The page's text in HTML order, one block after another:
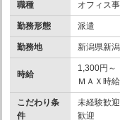
職種 オフィス
勤務形態 派遣
勤務地 新潟県新
時給
1,300円～
ＭＡＸ時
こだわり条
件
未経験歓
歓迎